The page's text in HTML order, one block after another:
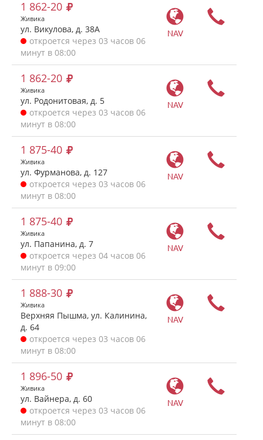
NAV
1 862-20
Живика
ул. Викулова, д. 38А
откроется через 03 часов 06
минут в 08:00
NAV
1 862-20
Живика
ул. Родонитовая, д. 5
откроется через 03 часов 06
минут в 08:00
NAV
1 875-40
Живика
ул. Фурманова, д. 127
откроется через 03 часов 06
минут в 08:00
NAV
1 875-40
Живика
ул. Папанина, д. 7
откроется через 04 часов 06
минут в 09:00
NAV
1 888-30
Живика
Верхняя Пышма, ул. Калинина,
д. 64
откроется через 03 часов 06
минут в 08:00
NAV
1 896-50
Живика
ул. Вайнера, д. 60
откроется через 03 часов 06
минут в 08:00